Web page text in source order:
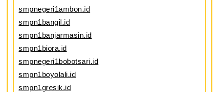
smpnegeri1ambon.id
smpn1bangil.id
smpn1banjarmasin.id
smpn1biora.id
smpnegeri1bobotsari.id
smpn1boyolali.id
smpn1gresik.id